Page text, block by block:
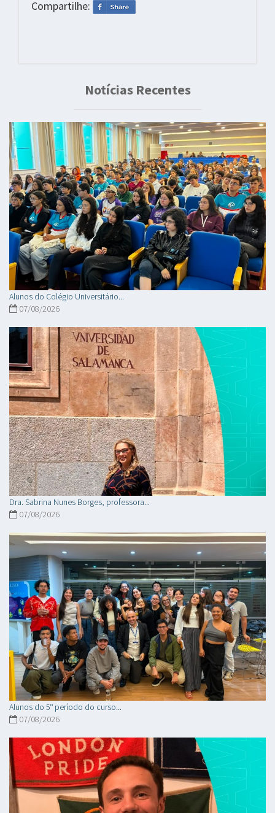
Compartilhe:
Notícias Recentes
Alunos do Colégio Universitário...
07/08/2026
Dra. Sabrina Nunes Borges, professora...
07/08/2026
Alunos do 5° período do curso...
07/08/2026